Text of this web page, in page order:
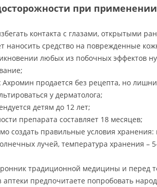
при
контакта с глазами, открытыми
наносить средство на поврежденные
любых из побочных эффектов
Ахромин продается без рецепта, но
у дерматолога;
детям до 12 лет;
препарата составляет 18 месяцев;
создать правильные условия хранения:
лучей, температура хранения –
традиционной медицины и перед
предпочитаете попробовать